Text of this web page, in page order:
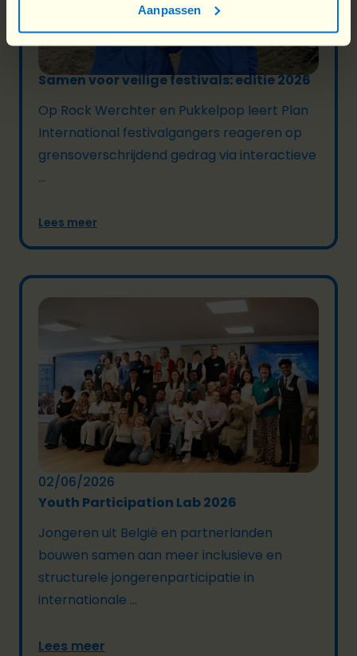
Aanpassen
Samen voor veilige festivals: editie 2026
Op Rock Werchter en Pukkelpop leert Plan
International festivalgangers reageren op
grensoverschrijdend gedrag via interactieve
...
Lees meer
02/06/2026
Youth Participation Lab 2026
Jongeren uit België en partnerlanden
bouwen samen aan meer inclusieve en
structurele jongerenparticipatie in
internationale ...
Lees meer